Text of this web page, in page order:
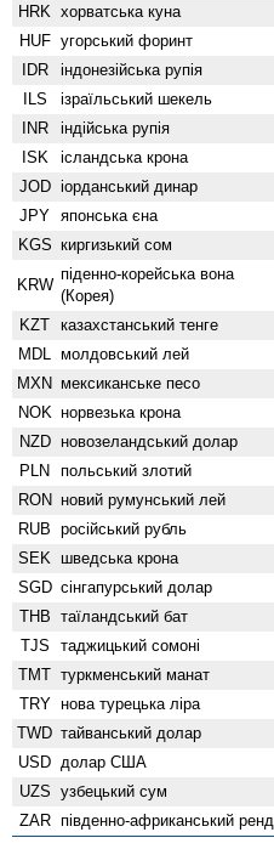
HRK хорватська куна
HUF угорський форинт
IDR індонезійська рупія
ILS ізраїльський шекель
INR індійська рупія
ISK ісландська крона
JOD іорданський динар
JPY японська єна
KGS киргизький сом
KRW
піденно-корейська вона
(Корея)
KZT казахстанський тенге
MDL молдовський лей
MXN мексиканське песо
NOK норвезька крона
NZD ново­зеландський долар
PLN польський злотий
RON новий румунський лей
RUB російський рубль
SEK шведська крона
SGD сінгапурський долар
THB таїландський бат
TJS таджицький сомоні
TMT туркменський манат
TRY нова турецька ліра
TWD тайванський долар
USD долар США
UZS узбецький сум
ZAR південно-африканський ренд